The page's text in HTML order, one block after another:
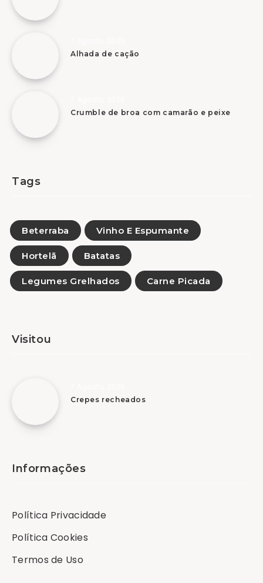
Alhada de cação
Crumble de broa com camarão e peixe
Tags
Beterraba Vinho E Espumante
Hortelã Batatas
Legumes Grelhados Carne Picada
Visitou
Crepes recheados
Informações
Política Privacidade
Política Cookies
Termos de Uso